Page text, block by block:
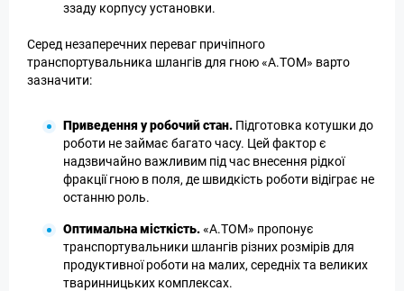
ззаду корпусу установки.
Серед незаперечних переваг причіпного
транспортувальника шлангів для гною «А.ТОМ» варто
зазначити:
Приведення у робочий стан. Підготовка котушки до
роботи не займає багато часу. Цей фактор є
надзвичайно важливим під час внесення рідкої
фракції гною в поля, де швидкість роботи відіграє не
останню роль.
Оптимальна місткість.«А.ТОМ» пропонує
транспортувальники шлангів різних розмірів для
продуктивної роботи на малих, середніх та великих
тваринницьких комплексах.